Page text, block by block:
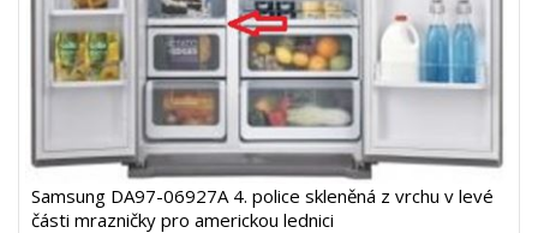
Samsung DA97-06927A 4. police skleněná z vrchu v levé
části mrazničky pro americkou lednici